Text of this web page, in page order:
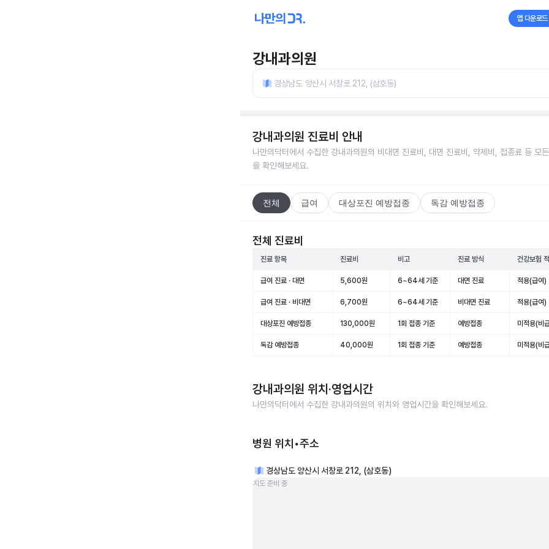
앱 다운로드
강내과의원
경상남도 양산시 서창로 212, (삼호동)
강내과의원 진료비 안내
나만의닥터에서 수집한 강내과의원의 비대면 진료비, 대면 진료비, 약제비, 접종료 등 모
을 확인해보세요.
전체 급여 대상포진 예방접종 독감 예방접종
전체 진료비
진료 항목 진료비 비고 진료 방식 건강보험
급여 진료 · 대면 5,600원 6~64세 기준 대면 진료 적용(급여)
급여 진료 · 비대면 6,700원 6~64세 기준 비대면 진료 적용(급여)
대상포진 예방접종 130,000원 1회 접종 기준 예방접종 미적용(비
독감 예방접종 40,000원 1회 접종 기준 예방접종 미적용(비
강내과의원 위치·영업시간
나만의닥터에서 수집한 강내과의원의 위치와 영업시간을 확인해보세요.
병원 위치•주소
경상남도 양산시 서창로 212, (삼호동)
지도 준비 중